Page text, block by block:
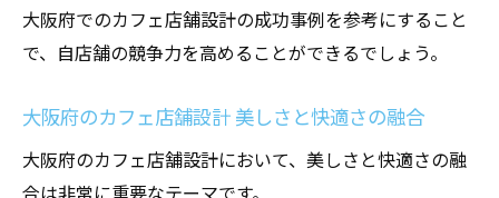
工夫
心地よい照明が作るカフェ空間大阪府の店舗設
大阪府のカフェ店舗設計 心地よい照明の選
び方
大阪府でのカフェ店舗設計の成功事例を参考にすること
で、自店舗の競争力を高めることができるでしょう。
大阪府のカフェ店舗設計 美しさと快適さの融合
大阪府のカフェ店舗設計において、美しさと快適さの融
合は非常に重要なテーマです。